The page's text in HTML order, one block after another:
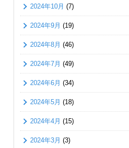
2024年10月 (7)
2024年9月 (19)
2024年8月 (46)
2024年7月 (49)
2024年6月 (34)
2024年5月 (18)
2024年4月 (15)
2024年3月 (3)